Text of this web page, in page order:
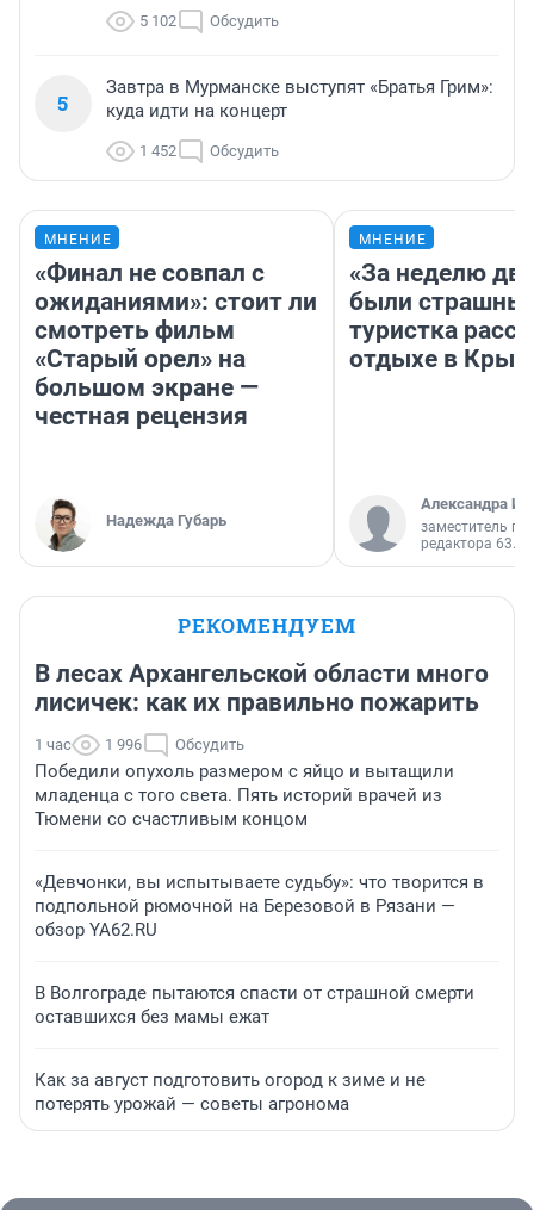
5 102 Обсудить
5
Завтра в Мурманске выступят «Братья Грим»:
куда идти на концерт
1 452 Обсудить
МНЕНИЕ
«Финал не совпал с
ожиданиями»: стоит ли
смотреть фильм
«Старый орел» на
большом экране —
честная рецензия
Надежда Губарь
МНЕНИЕ
«За неделю
были
туристка
отдыхе в
Александра
заместитель
редактора 63.RU
РЕКОМЕНДУЕМ
В лесах Архангельской области много
лисичек: как их правильно пожарить
1 час 1 996 Обсудить
Победили опухоль размером с яйцо и вытащили
младенца с того света. Пять историй врачей из
Тюмени со счастливым концом
«Девчонки, вы испытываете судьбу»: что творится в
подпольной рюмочной на Березовой в Рязани —
обзор YA62.RU
В Волгограде пытаются спасти от страшной смерти
оставшихся без мамы ежат
Как за август подготовить огород к зиме и не
потерять урожай — советы агронома